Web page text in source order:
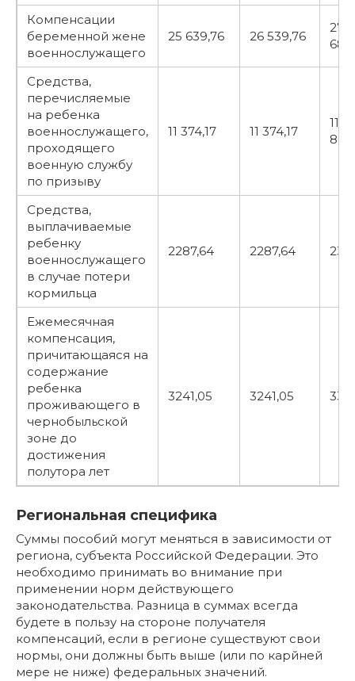
Компенсации
беременной жене
военнослужащего
25 639,76 26 539,76
27
Средства,
перечисляемые
на ребенка
военнослужащего,
проходящего
военную службу
по призыву
11 374,17 11 374,17
11
Средства,
выплачиваемые
ребенку
военнослужащего
в случае потери
кормильца
2287,64 2287,64
Ежемесячная
компенсация,
причитающаяся на
содержание
ребенка
проживающего в
чернобыльской
зоне до
достижения
полутора лет
3241,05 3241,05
Региональная специфика
Суммы пособий могут меняться в зависимости от
региона, субъекта Российской Федерации. Это
необходимо принимать во внимание при
применении норм действующего
законодательства. Разница в суммах всегда
будете в пользу на стороне получателя
компенсаций, если в регионе существуют свои
нормы, они должны быть выше (или по карйней
мере не ниже) федеральных значений.